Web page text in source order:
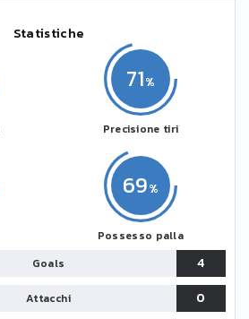
Statistiche
69
Possesso palla
71
Precisione tiri
Goals
4
Attacchi
0